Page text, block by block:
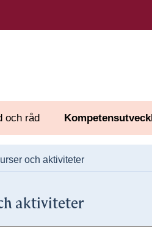
och råd
och aktiviteter
aktiviteter